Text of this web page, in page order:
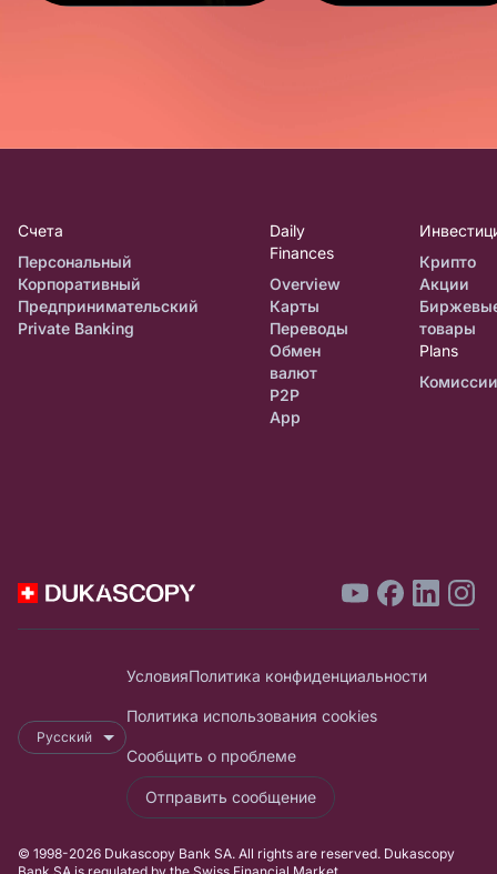
Счета
Персональный
Корпоративный
Предпринимательский
Private Banking
Daily
Finances
Overview
Карты
Переводы
Обмен
валют
P2P
App
Крипто
Акции
товары
Plans
Комиссии
Русский
УсловияПолитика конфиденциальности
Политика использования cookies
Сообщить о проблеме
Отправить сообщение
© 1998-2026 Dukascopy Bank SA. All rights are reserved. Dukascopy